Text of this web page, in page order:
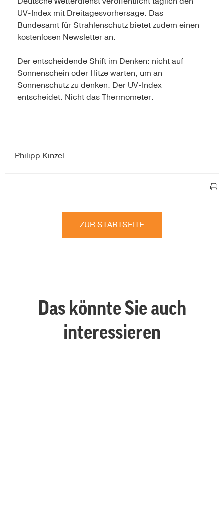
UV-Index mit Dreitagesvorhersage. Das
Bundesamt für Strahlenschutz bietet zudem einen
kostenlosen Newsletter an.
Der entscheidende Shift im Denken: nicht auf
Sonnenschein oder Hitze warten, um an
Sonnenschutz zu denken. Der UV-Index
entscheidet. Nicht das Thermometer.
Philipp Kinzel
ZUR STARTSEITE
Das könnte Sie auch
interessieren